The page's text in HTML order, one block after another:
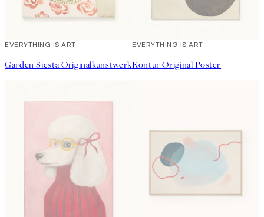
EVERYTHING IS ART
Garden Siesta Originalkunstwerk
EVERYTHING IS ART
Kontur Original Poster